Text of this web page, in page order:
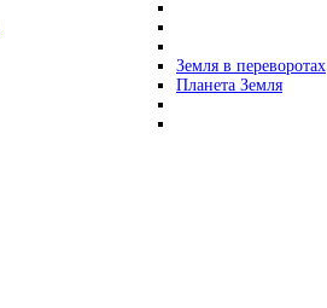
Земля в переворотах
Планета Земля